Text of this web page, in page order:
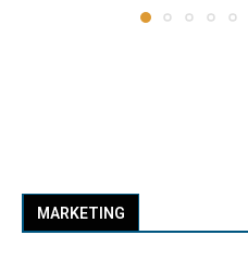
MARKETING